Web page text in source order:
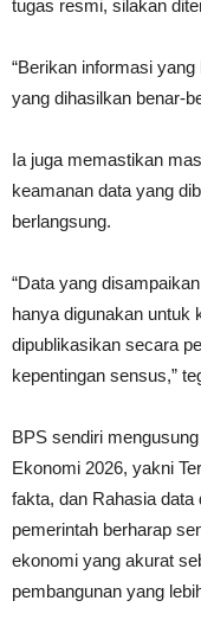
tugas resmi, silakan
“Berikan informasi
yang dihasilkan benar-
Ia juga memastikan
keamanan data yang
berlangsung.
“Data yang
hanya digunakan untuk
dipublikasikan secara
kepentingan sensus,”
BPS sendiri
Ekonomi 2026, yakni
fakta, dan Rahasia
pemerintah berharap
ekonomi yang akurat
pembangunan yang